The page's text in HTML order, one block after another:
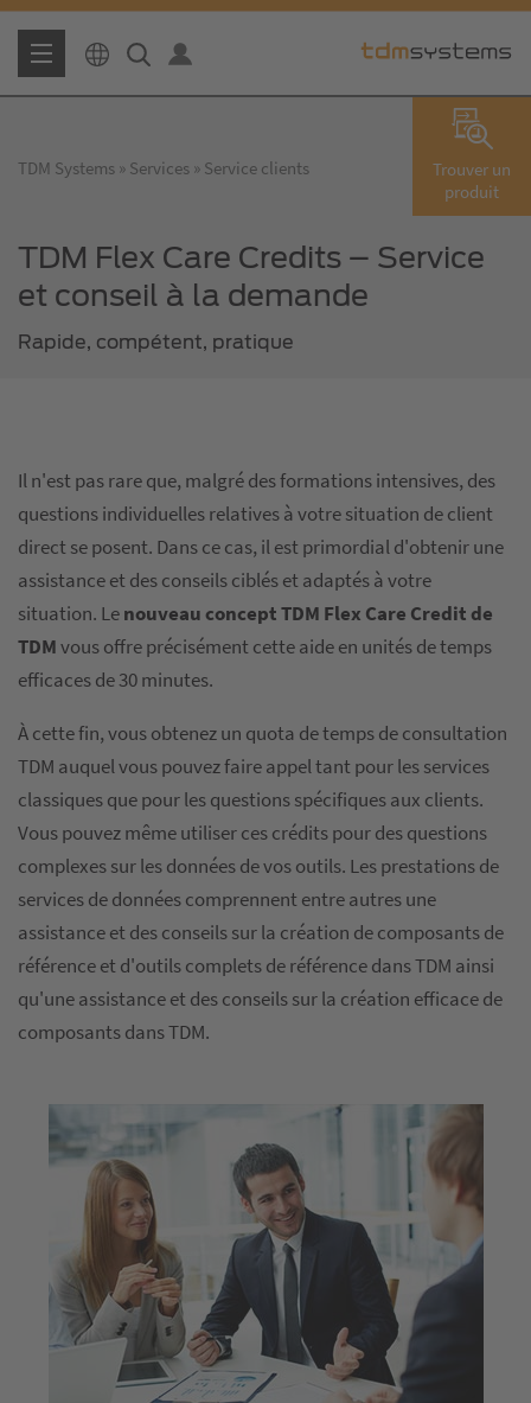
Trouver un
produit
TDM Systems Services Service clients
TDM Flex Care Credits – Service
et conseil à la demande
Rapide, compétent, pratique
Il n'est pas rare que, malgré des formations intensives, des
questions individuelles relatives à votre situation de client
direct se posent. Dans ce cas, il est primordial d'obtenir une
assistance et des conseils ciblés et adaptés à votre
situation. Lenouveau concept TDM Flex Care Credit de
TDMvous offre précisément cette aide en unités de temps
efficaces de 30 minutes.
À cette fin, vous obtenez un quota de temps de consultation
TDM auquel vous pouvez faire appel tant pour les services
classiques que pour les questions spécifiques aux clients.
Vous pouvez même utiliser ces crédits pour des questions
complexes sur les données de vos outils. Les prestations de
services de données comprennent entre autres une
assistance et des conseils sur la création de composants de
référence et d'outils complets de référence dans TDM ainsi
qu'une assistance et des conseils sur la création efficace de
composants dans TDM.